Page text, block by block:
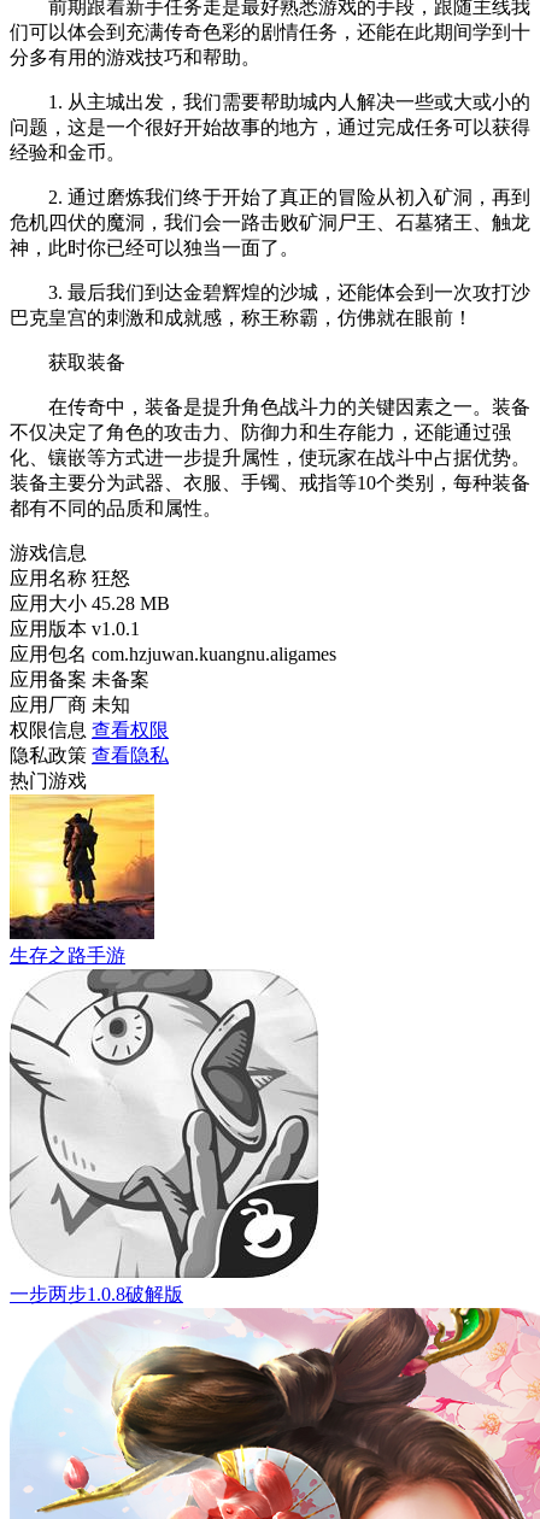
前期跟着新手任务走是最好熟悉游戏的手段，跟随主线我
们可以体会到充满传奇色彩的剧情任务，还能在此期间学到十
分多有用的游戏技巧和帮助。
1. 从主城出发，我们需要帮助城内人解决一些或大或小的
问题，这是一个很好开始故事的地方，通过完成任务可以获得
经验和金币。
2. 通过磨炼我们终于开始了真正的冒险从初入矿洞，再到
危机四伏的魔洞，我们会一路击败矿洞尸王、石墓猪王、触龙
神，此时你已经可以独当一面了。
3. 最后我们到达金碧辉煌的沙城，还能体会到一次攻打沙
巴克皇宫的刺激和成就感，称王称霸，仿佛就在眼前！
获取装备
在传奇中，装备是提升角色战斗力的关键因素之一。装备
不仅决定了角色的攻击力、防御力和生存能力，还能通过强
化、镶嵌等方式进一步提升属性，使玩家在战斗中占据优势。
装备主要分为武器、衣服、手镯、戒指等10个类别，每种装备
都有不同的品质和属性。
游戏信息
应用名称 狂怒
应用大小 45.28 MB
应用版本 v1.0.1
应用包名 com.hzjuwan.kuangnu.aligames
应用备案 未备案
应用厂商 未知
权限信息 查看权限
隐私政策 查看隐私
热门游戏
生存之路手游
一步两步1.0.8破解版